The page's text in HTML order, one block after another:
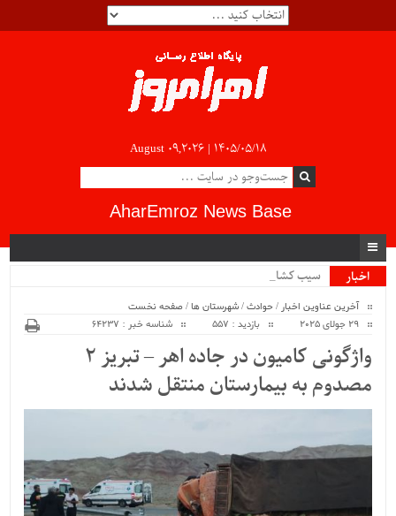
August 09,2026 | ۱۴۰۵/۰۵/۱۸
AharEmroz News Base
اخبار
سیب کشاورز.
آخرین عناوین اخبار /حوادث/شهرستان ها/صفحه نخست
29 جولای 2025
بازدید : 557 شناسه خبر : 64237
واژگونی کامیون در جاده اهر – تبریز ۲
مصدوم به بیمارستان منتقل شدند